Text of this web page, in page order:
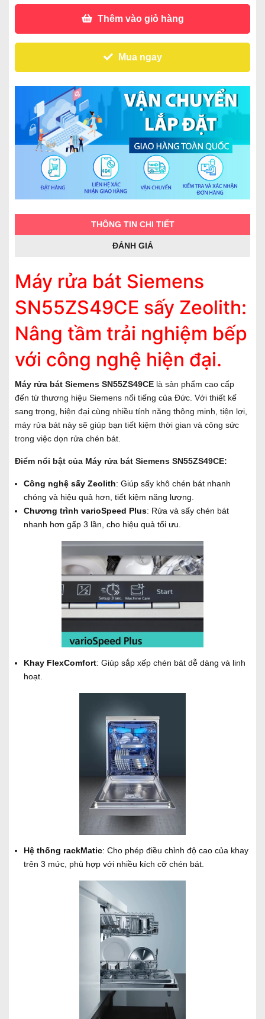
Thêm vào giỏ hàng
Mua ngay
THÔNG TIN CHI TIẾT
ĐÁNH GIÁ
Máy rửa bát Siemens
SN55ZS49CE sấy Zeolith:
Nâng tầm trải nghiệm bếp
với công nghệ hiện đại.
Máy rửa bát Siemens SN55ZS49CE là sản phẩm cao cấp
đến từ thương hiệu Siemens nổi tiếng của Đức. Với thiết kế
sang trọng, hiện đại cùng nhiều tính năng thông minh, tiện lợi,
máy rửa bát này sẽ giúp bạn tiết kiệm thời gian và công sức
trong việc dọn rửa chén bát.
Điểm nổi bật của Máy rửa bát Siemens SN55ZS49CE:
Công nghệ sấy Zeolith: Giúp sấy khô chén bát nhanh
chóng và hiệu quả hơn, tiết kiệm năng lượng.
Chương trình varioSpeed Plus: Rửa và sấy chén bát
nhanh hơn gấp 3 lần, cho hiệu quả tối ưu.
Khay FlexComfort: Giúp sắp xếp chén bát dễ dàng và linh
hoạt.
Hệ thống rackMatic: Cho phép điều chỉnh độ cao của khay
trên 3 mức, phù hợp với nhiều kích cỡ chén bát.